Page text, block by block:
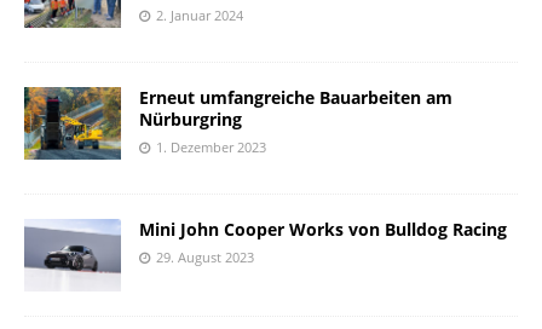
2. Januar 2024
Erneut umfangreiche Bauarbeiten am
Nürburgring
1. Dezember 2023
Mini John Cooper Works von Bulldog Racing
29. August 2023